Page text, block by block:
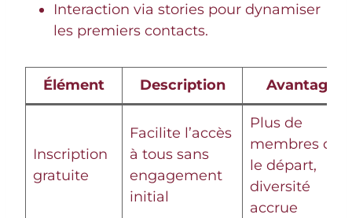
Interaction via stories pour dynamiser
les premiers contacts.
Élément Description Avantage
Inscription
gratuite
Facilite l’accès
à tous sans
engagement
initial
Plus de
membres dès
le départ,
diversité
accrue